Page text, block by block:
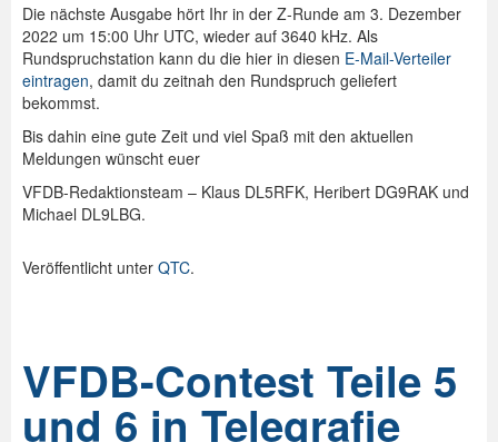
Die nächste Ausgabe hört Ihr in der Z-Runde am 3. Dezember
2022 um 15:00 Uhr UTC, wieder auf 3640 kHz. Als
Rundspruchstation kann du die hier in diesen E-Mail-Verteiler
eintragen, damit du zeitnah den Rundspruch geliefert
bekommst.
Bis dahin eine gute Zeit und viel Spaß mit den aktuellen
Meldungen wünscht euer
VFDB-Redaktionsteam – Klaus DL5RFK, Heribert DG9RAK und
Michael DL9LBG.
Veröffentlicht unter QTC.
VFDB-Contest Teile 5
und 6 in Telegrafie